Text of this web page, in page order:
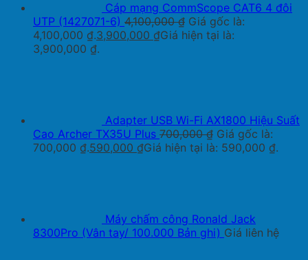
Cáp mạng CommScope CAT6 4 đôi
UTP (1427071-6) 4,100,000₫ Giá gốc là:
4,100,000 ₫.3,900,000 ₫Giá hiện tại là:
3,900,000 ₫.
Adapter USB Wi-Fi AX1800 Hiệu Suất
Cao Archer TX35U Plus 700,000₫ Giá gốc là:
700,000 ₫.590,000 ₫Giá hiện tại là: 590,000 ₫.
Máy chấm công Ronald Jack
8300Pro (Vân tay/ 100.000 Bản ghi) Giá liên hệ